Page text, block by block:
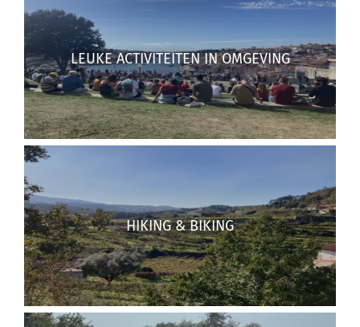
LEUKE ACTIVITEITEN IN OMGEVING
HIKING & BIKING